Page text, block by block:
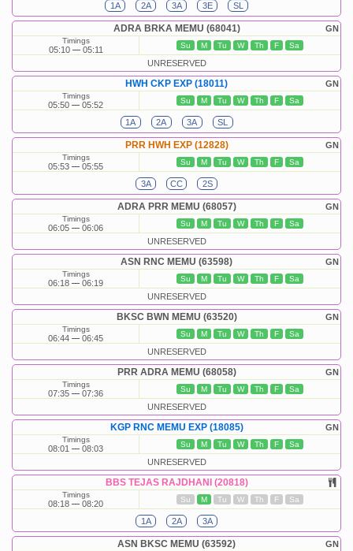
1A 2A 3A 3E SL
GN
ADRA BRKA MEMU (68041)
Timings
05:10 05:11 Su M Tu W Th F Sa
UNRESERVED
GN
HWH CKP EXP (18011)
Timings
05:50 05:52 Su M Tu W Th F Sa
1A 2A 3A SL
GN
PRR HWH EXP (12828)
Timings
05:53 05:55 Su M Tu W Th F Sa
3A CC 2S
GN
ADRA PRR MEMU (68057)
Timings
06:05 06:06 Su M Tu W Th F Sa
UNRESERVED
GN
ASN RNC MEMU (63598)
Timings
06:18 06:19 Su M Tu W Th F Sa
UNRESERVED
GN
BKSC BWN MEMU (63520)
Timings
06:44 06:45 Su M Tu W Th F Sa
UNRESERVED
GN
PRR ADRA MEMU (68058)
Timings
07:35 07:36 Su M Tu W Th F Sa
UNRESERVED
GN
KGP RNC MEMU EXP (18085)
Timings
08:01 08:03 Su M Tu W Th F Sa
UNRESERVED
BBS TEJAS RAJDHANI (20818)
Timings
08:18 08:20 Su M Tu W Th F Sa
1A 2A 3A
GN
ASN BKSC MEMU (63592)